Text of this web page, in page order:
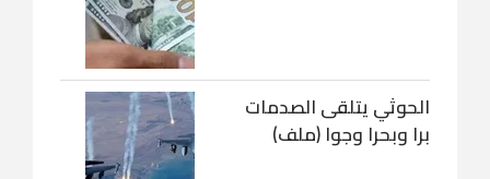
الحوثي يتلقى الصدمات
برا وبحرا وجوا (ملف)